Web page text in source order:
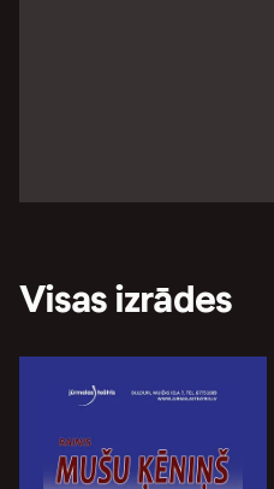
Visas izrādes